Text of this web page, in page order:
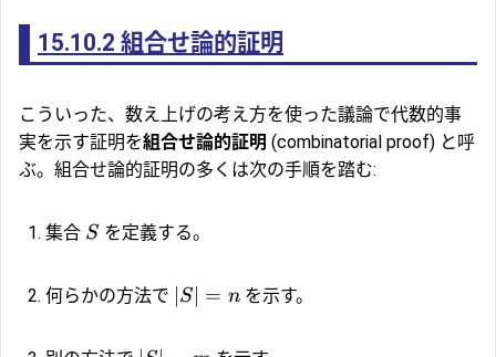
15.10.2 組合せ論的証明
こういった、数え上げの考え方を使った議論で代数的事
実を示す証明を組合せ論的証明 (combinatorial proof) と呼
ぶ。組合せ論的証明の多くは次の手順を踏む:
集合 S を定義する。
何らかの方法で S = nを示す。